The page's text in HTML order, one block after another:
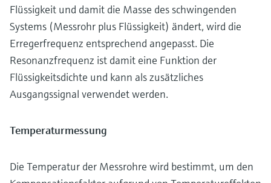
Flüssigkeit und damit die Masse des schwingenden
Systems (Messrohr plus Flüssigkeit) ändert, wird die
Erregerfrequenz entsprechend angepasst. Die
Resonanzfrequenz ist damit eine Funktion der
Flüssigkeitsdichte und kann als zusätzliches
Ausgangssignal verwendet werden.
Temperaturmessung
Die Temperatur der Messrohre wird bestimmt, um den